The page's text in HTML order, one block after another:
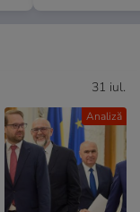
Analiză
31 iul.